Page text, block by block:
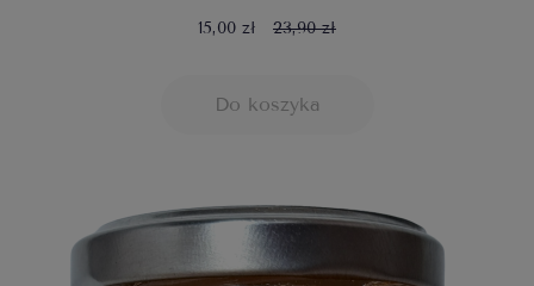
15,00 zł 23,90 zł
Do koszyka